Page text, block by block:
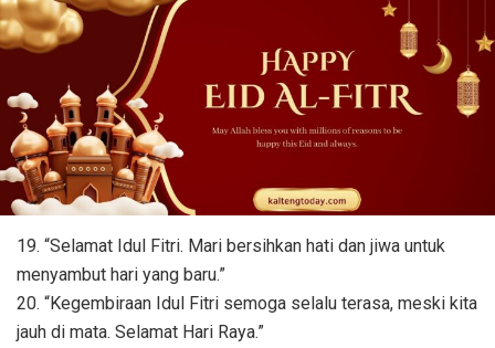
19. “Selamat Idul Fitri. Mari bersihkan hati dan jiwa untuk
menyambut hari yang baru.”
20. “Kegembiraan Idul Fitri semoga selalu terasa, meski kita
jauh di mata. Selamat Hari Raya.”